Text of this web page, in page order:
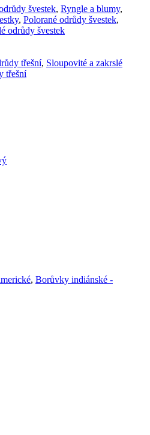
švestek, Ryngle a blumy,
, Polorané odrůdy švestek,
odrůdy švestek
třešní, Sloupovité a zakrslé
třešní
, Borůvky indiánské -